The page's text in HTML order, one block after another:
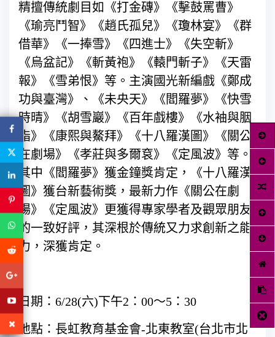
精擅傳統劇目如《打金磚》《擊鼓罵曹》
《瑜亮鬥智》《趙氏孤兒》《瓊林宴》《群
借華》《一捧雪》《四進士》《失空斬》
《烏盆記》《斬黃袍》《轅門斬子》《天雷
報》《雪弟恨》等。主演國光新編戲《鄭成
功與臺灣》、《未央天》《閻羅夢》《快雪
時晴》《胡雪巖》《百年戲樓》《水袖與胭
脂》《康熙與鰲拜》《十八羅漢圖》《關公
在劇場》《孝莊與多爾袞》《定風波》等。
其中《閻羅夢》獲金鐘獎肯定，《十八羅漢
圖》獲台新藝術獎，最新力作《關公在劇
場》《定風波》更獲得專家學者及觀眾朋友
的一致好評，其深根於傳統又力求創新之能
力，深獲肯定。
日期：6/28(六)下午2：00～5：30
地點：長虹教育基金會-北東教室(台北市北